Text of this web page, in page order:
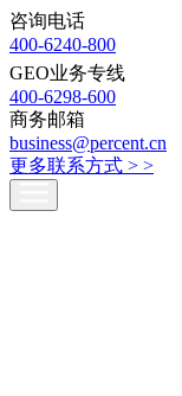
咨询电话
400-6240-800
GEO业务专线
400-6298-600
商务邮箱
business@percent.cn
更多联系方式 > >